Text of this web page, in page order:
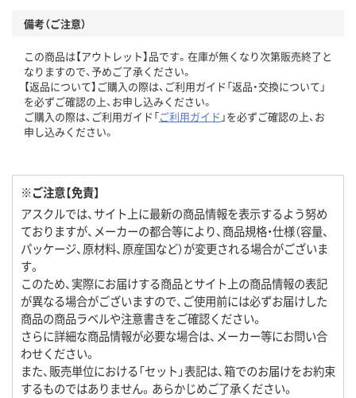
備考（ご注意）
この商品は【アウトレット】品です。在庫が無くなり次第販売終了と
なりますので、予めご了承ください。
【返品について】ご購入の際は、ご利用ガイド「返品・交換について」
を必ずご確認の上、お申し込みください。
ご購入の際は、ご利用ガイド「ご利用ガイド 」を必ずご確認の上、お
申し込みください。
※ご注意【免責】
アスクルでは、サイト上に最新の商品情報を表示するよう努め
ておりますが、メーカーの都合等により、商品規格・仕様（容量、
パッケージ、原材料、原産国など）が変更される場合がございま
す。
このため、実際にお届けする商品とサイト上の商品情報の表記
が異なる場合がございますので、ご使用前には必ずお届けした
商品の商品ラベルや注意書きをご確認ください。
さらに詳細な商品情報が必要な場合は、メーカー等にお問い合
わせください。
また、販売単位における「セット」表記は、箱でのお届けをお約束
するものではありません。あらかじめご了承ください。